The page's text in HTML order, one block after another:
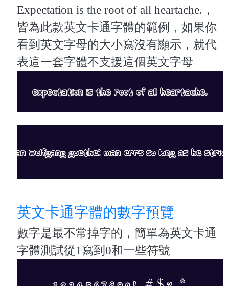
Expectation is the root of all heartache.，
皆為此款英文卡通字體的範例，如果你
看到英文字母的大小寫沒有顯示，就代
表這一套字體不支援這個英文字母
英文卡通字體的數字預覽
數字是最不常掉字的，簡單為英文卡通
字體測試從1寫到0和一些符號